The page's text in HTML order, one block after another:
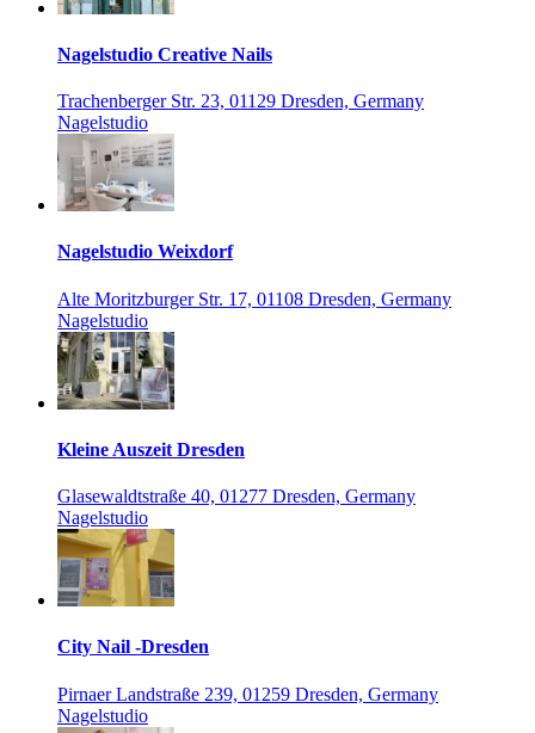
Nagelstudio Creative Nails
Trachenberger Str. 23, 01129 Dresden, Germany
Nagelstudio
Nagelstudio Weixdorf
Alte Moritzburger Str. 17, 01108 Dresden, Germany
Nagelstudio
Kleine Auszeit Dresden
Glasewaldtstraße 40, 01277 Dresden, Germany
Nagelstudio
City Nail -Dresden
Pirnaer Landstraße 239, 01259 Dresden, Germany
Nagelstudio